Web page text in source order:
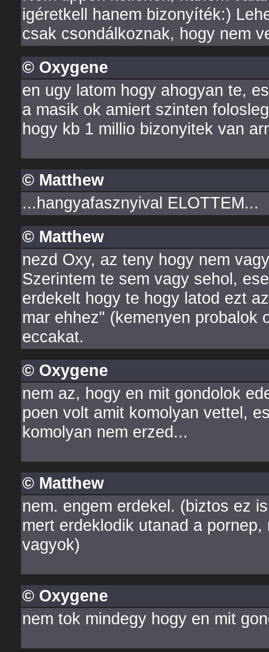
igéretkell hanem bizonyíték:)
csak csondálkoznak, hogy nem
© Oxygene
en ugy latom hogy ahogyan te,
a masik ok amiert szinten
hogy kb 1 millio bizonyitek van
© Matthew
...hangyafasznyival ELOTTEM...
© Matthew
nezd Oxy, az teny hogy nem
Szerintem te sem vagy sehol,
erdekelt hogy te hogy latod ezt
mar ehhez" (kemenyen probalok
eccakat.
© Oxygene
nem az, hogy en mit gondolok
poen volt amit komolyan vettel,
komolyan nem erzed...
© Matthew
nem. engem erdekel. (biztos ez
mert erdeklodik utanad a
vagyok)
© Oxygene
nem tok mindegy hogy en mit